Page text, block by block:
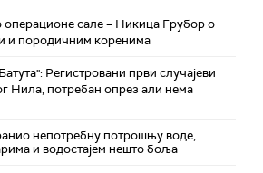
сале – Никица Грубор о
и породичним коренима
Регистровани први случајеви
Нила, потребан опрез али нема
непотребну потрошњу воде,
и водостајем нешто боља